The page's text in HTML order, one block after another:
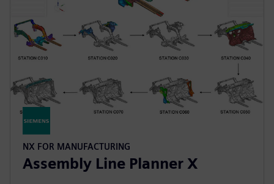
NX FOR MANUFACTURING
Assembly Line Planner X